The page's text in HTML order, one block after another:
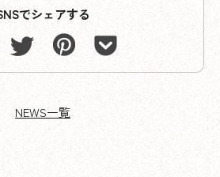
でシェアする
NEWS一覧